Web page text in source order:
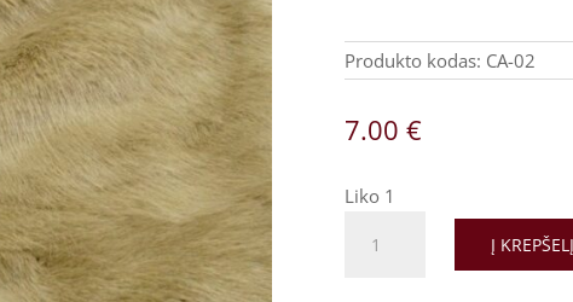
Produkto kodas: CA-02
7.00 €
Liko 1
Į KREPŠELĮ